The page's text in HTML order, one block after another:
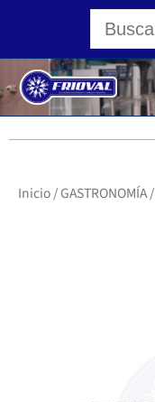
contenido
Inicio/GASTRONOMÍA/